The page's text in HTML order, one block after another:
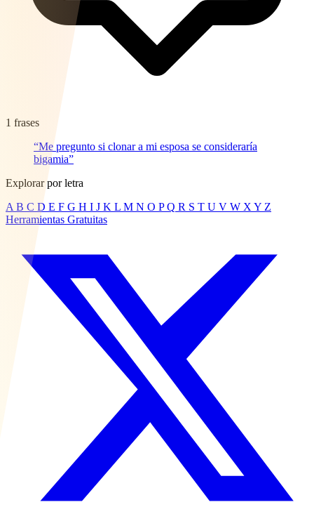
1 frases
“Me pregunto si clonar a mi esposa se consideraría
bigamia”
Explorar por letra
A B C D E F G H I J K L M N O P Q R S T U V W X Y Z
Herramientas Gratuitas